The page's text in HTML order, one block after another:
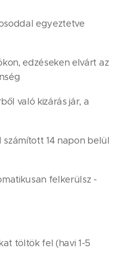
egyeztetve
edzéseken elvárt az
való kizárás jár, a
14 napon belül
felkerülsz -
töltök fel (havi 1-5